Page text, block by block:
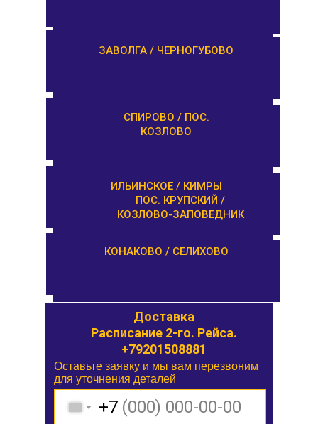
Оставьте заявку и мы вам перезвоним
для уточнения деталей
+7
ЕМЕЛЬЯНОВО / СТАРИЦА
ТУРГИНОВО /
ЗАПОВЕДНИК
КАШИН / КАЛЯЗИН
ОРША / КУШАЛИНО
Доставка
Расписание 1-го. Рейса.
ЗАВОЛГА / ЧЕРНОГУБОВО
СПИРОВО / ПОС.
КОЗЛОВО
ИЛЬИНСКОЕ / КИМРЫ
КОНАКОВО / СЕЛИХОВО
Оставьте заявку и мы вам перезвоним
для уточнения деталей
+7
Доставка
Расписание 2-го. Рейса.
+79201508881
ПОС. КРУПСКИЙ /
КОЗЛОВО-ЗАПОВЕДНИК